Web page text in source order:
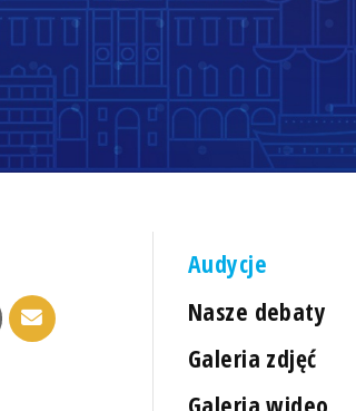
Audycje
Nasze debaty
Galeria zdjęć